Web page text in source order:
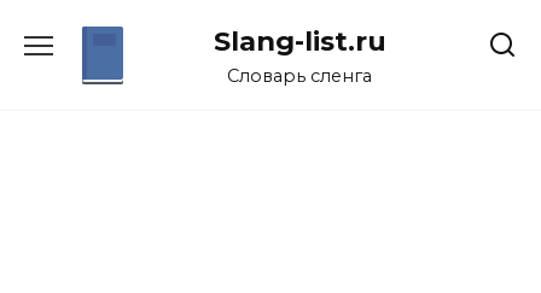
Slang-list.ru
Словарь сленга